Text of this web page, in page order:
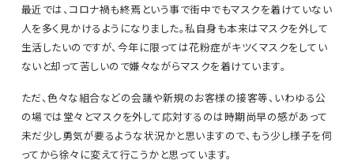
最近では、コロナ禍も終焉という事で街中でもマスクを着けていない
人を多く見かけるようになりました。私自身も本来はマスクを外して
生活したいのですが、今年に限っては花粉症がキツくマスクをしてい
ないと却って苦しいので嫌々ながらマスクを着けています。
ただ、色々な組合などの会議や新規のお客様の接客等、いわゆる公
の場では堂々とマスクを外して応対するのは時期尚早の感があって
未だ少し勇気が要るような状況かと思いますので、もう少し様子を伺
ってから徐々に変えて行こうかと思っています。